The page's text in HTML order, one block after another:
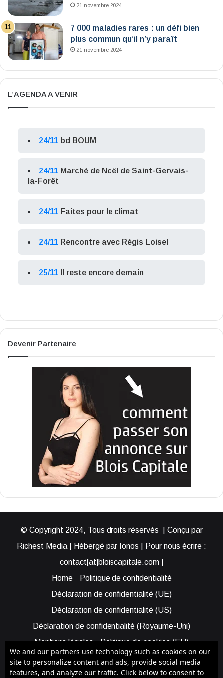
21 novembre 2024
7 000 maladies rares : un défi bien
plus commun qu’il n’y paraît
21 novembre 2024
L’AGENDA A VENIR
24/11 bd BOUM
24/11 Marché de Noël de Saint-Gervais-
la-Forêt
24/11 Faites pour le climat
24/11 Rencontre avec Régis Loisel
25/11 Il reste encore demain
Devenir Partenaire
© Copyright 2024, Tous droits réservés | Conçu par
Richest Media | Hébergé par Ionos | Pour nous écrire :
contact[at]bloiscapitale.com |
Home
Politique de confidentialité
Déclaration de confidentialité (UE)
Déclaration de confidentialité (US)
Déclaration de confidentialité (Royaume-Uni)
Mentions légales
Politique de cookies (EU)
Cookie Policy (AUS)
Cookie Policy (US)
Qui sommes-nous ?
Participer à Blois Capitale
We and our partners use technology such as cookies on our
site to personalize content and ads, provide social media
features, and analyze our traffic. Click below to consent to